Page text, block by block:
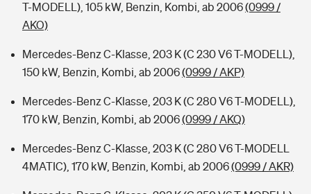
T-MODELL), 105 kW, Benzin, Kombi, ab 2006(0999 /
AKO)
Mercedes-Benz C-Klasse, 203 K (C 230 V6 T-MODELL),
150 kW, Benzin, Kombi, ab 2006(0999 / AKP)
Mercedes-Benz C-Klasse, 203 K (C 280 V6 T-MODELL),
170 kW, Benzin, Kombi, ab 2006(0999 / AKQ)
Mercedes-Benz C-Klasse, 203 K (C 280 V6 T-MODELL
4MATIC), 170 kW, Benzin, Kombi, ab 2006(0999 / AKR)